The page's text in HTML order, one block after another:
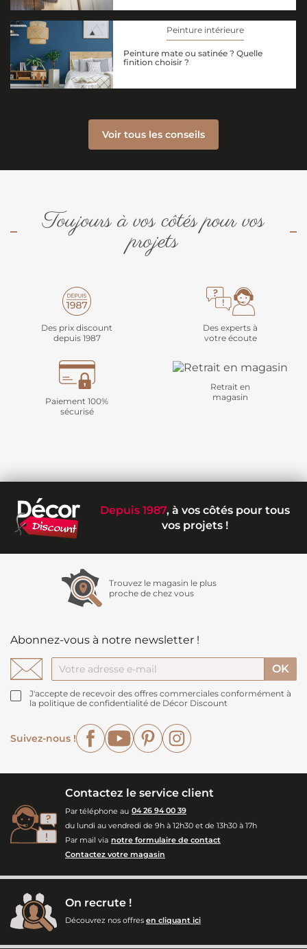
Peinture intérieure
Peinture mate ou satinée ? Quelle
finition choisir ?
Voir tous les conseils
Toujours à vos côtés pour vos
projets
Des prix discount
depuis 1987
Des experts à
votre écoute
Paiement 100%
sécurisé
Retrait en
magasin
Depuis 1987, à vos côtés pour tous
vos projets !
Trouvez le magasin le plus
proche de chez vous
Abonnez-vous à notre newsletter !
J'accepte de recevoir des offres commerciales conformément à
la politique de confidentialité de Décor Discount
Suivez-nous !
FacebookYouTubePinterest
Contactez le service client
Par téléphone au 04 26 94 00 39
du lundi au vendredi de 9h à 12h30 et de 13h30 à 17h
Par mail via notre formulaire de contact
Contactez votre magasin
On recrute !
Découvrez nos offres en cliquant ici